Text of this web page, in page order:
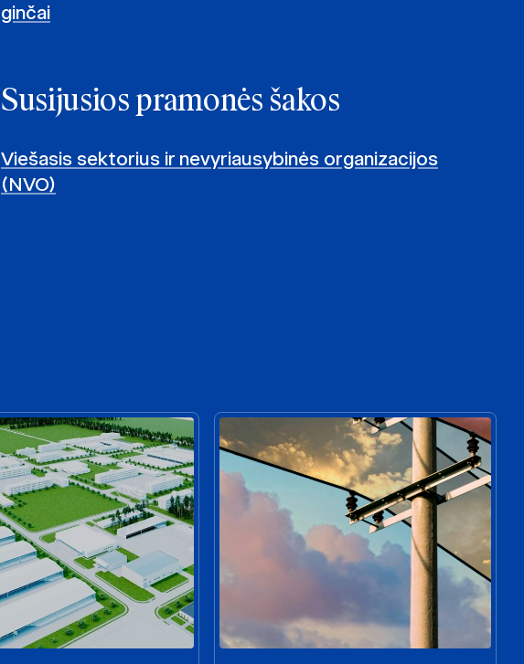
ginčai
Susijusios pramonės šakos
Viešasis sektorius ir nevyriausybinės organizacijos
(NVO)